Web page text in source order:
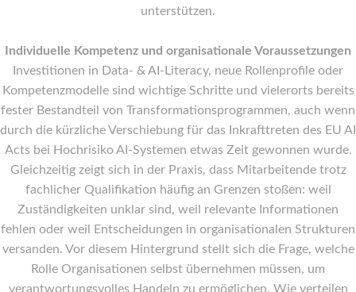
unterstützen.
Individuelle Kompetenz und organisationale Voraussetzungen
Investitionen in Data‑ & AI‑Literacy, neue Rollenprofile oder
Kompetenzmodelle sind wichtige Schritte und vielerorts bereits
fester Bestandteil von Transformationsprogrammen, auch wenn
durch die kürzliche Verschiebung für das Inkrafttreten des EU AI
Acts bei Hochrisiko AI-Systemen etwas Zeit gewonnen wurde.
Gleichzeitig zeigt sich in der Praxis, dass Mitarbeitende trotz
fachlicher Qualifikation häufig an Grenzen stoßen: weil
Zuständigkeiten unklar sind, weil relevante Informationen
fehlen oder weil Entscheidungen in organisationalen Strukturen
versanden. Vor diesem Hintergrund stellt sich die Frage, welche
Rolle Organisationen selbst übernehmen müssen, um
verantwortungsvolles Handeln zu ermöglichen. Wie verteilen